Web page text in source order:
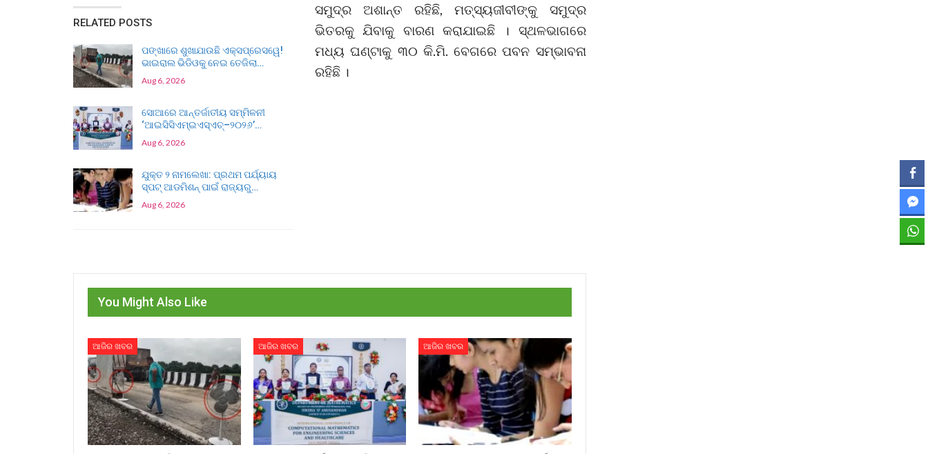
RELATED POSTS
ପଙ୍ଖାରେ ଶୁଖାଯାଉଛି ଏକ୍ସପ୍ରେସୱେ!
ଭାଇରାଲ ଭିଡିଓକୁ ନେଇ ତେଜିଲା…
Aug 6, 2026
ସୋଆରେ ଆନ୍ତର୍ଜାତୀୟ ସମ୍ମିଳନୀ
‘ଆଇସିସିଏମ୍‌ଇଏସ୍‌ଏଚ୍‌–୨୦୨୬’…
Aug 6, 2026
ଯୁକ୍ତ ୨ ନାମଲେଖା: ପ୍ରଥମ ପର୍ଯ୍ୟାୟ
ସ୍ପଟ୍ ଆଡମିଶନ୍ ପାଇଁ ରାଜ୍ୟରୁ…
Aug 6, 2026
ସମୁଦ୍ର ଅଶାନ୍ତ ରହିଛି, ମତ୍ସ୍ୟଜୀବୀଙ୍କୁ ସମୁଦ୍ର
ଭିତରକୁ ଯିବାକୁ ବାରଣ କରାଯାଇଛି । ସ୍ଥଳଭାଗରେ
ମଧ୍ୟ ଘଣ୍ଟାକୁ ୩୦ କି.ମି. ବେଗରେ ପବନ ସମ୍ଭାବନା
ରହିଛି ।
You Might Also Like
ଆଜିର ଖବର ଆଜିର ଖବର ଆଜିର ଖବର